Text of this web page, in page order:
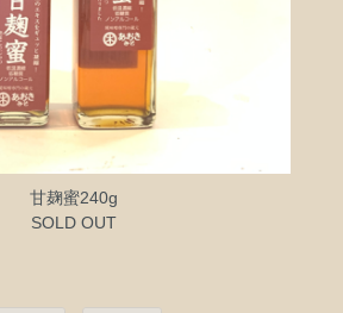
甘麹蜜240g
SOLD OUT